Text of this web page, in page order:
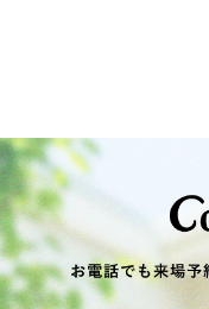
2024年04月 (1)
2024年03月 (1)